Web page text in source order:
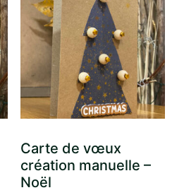
Carte de vœux
création manuelle –
Noël